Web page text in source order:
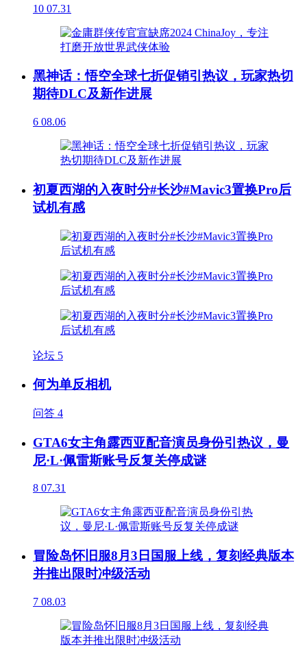
10 07.31
黑神话：悟空全球七折促销引热议，玩家热切
期待DLC及新作进展
6 08.06
初夏西湖的入夜时分#长沙#Mavic3置换Pro后
试机有感
论坛 5
何为单反相机
问答 4
GTA6女主角露西亚配音演员身份引热议，曼
尼·L·佩雷斯账号反复关停成谜
8 07.31
冒险岛怀旧服8月3日国服上线，复刻经典版本
并推出限时冲级活动
7 08.03